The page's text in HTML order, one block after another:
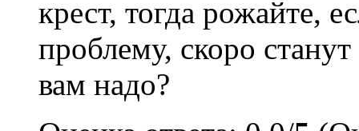
крест, тогда рожайте,
проблему, скоро
вам надо?